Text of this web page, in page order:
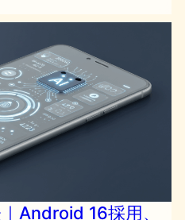
Android 16採用、